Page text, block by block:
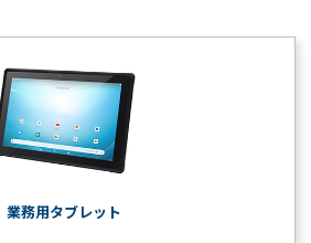
業務用タブレット